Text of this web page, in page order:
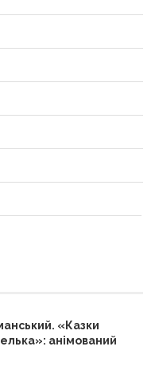
«Казки
анімований